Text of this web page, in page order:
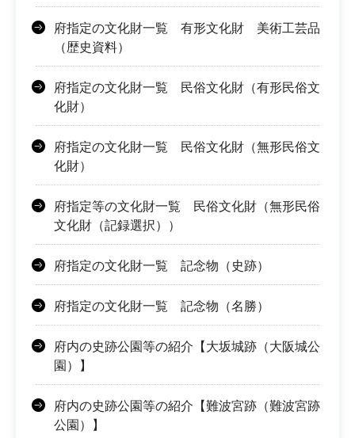
府指定の文化財一覧 有形文化財 美術工芸品
（歴史資料）
府指定の文化財一覧 民俗文化財（有形民俗文
化財）
府指定の文化財一覧 民俗文化財（無形民俗文
化財）
府指定等の文化財一覧 民俗文化財（無形民俗
文化財（記録選択））
府指定の文化財一覧 記念物（史跡）
府指定の文化財一覧 記念物（名勝）
府内の史跡公園等の紹介【大坂城跡（大阪城公
園）】
府内の史跡公園等の紹介【難波宮跡（難波宮跡
公園）】